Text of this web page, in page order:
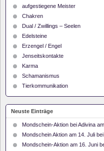
aufgestiegene Meister
Chakren
Dual / Zwillings – Seelen
Edelsteine
Erzengel / Engel
Jenseitskontakte
Karma
Schamanismus
Tierkommunikation
Neuste Einträge
Mondschein-Aktion bei Adivina
Mondschein Aktion am 14. Juli
Mondschein-Aktion am 16. Juni